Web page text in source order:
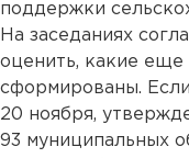
поддержки
На заседаниях
оценить, какие
сформированы.
20 ноября,
93 муниципальных